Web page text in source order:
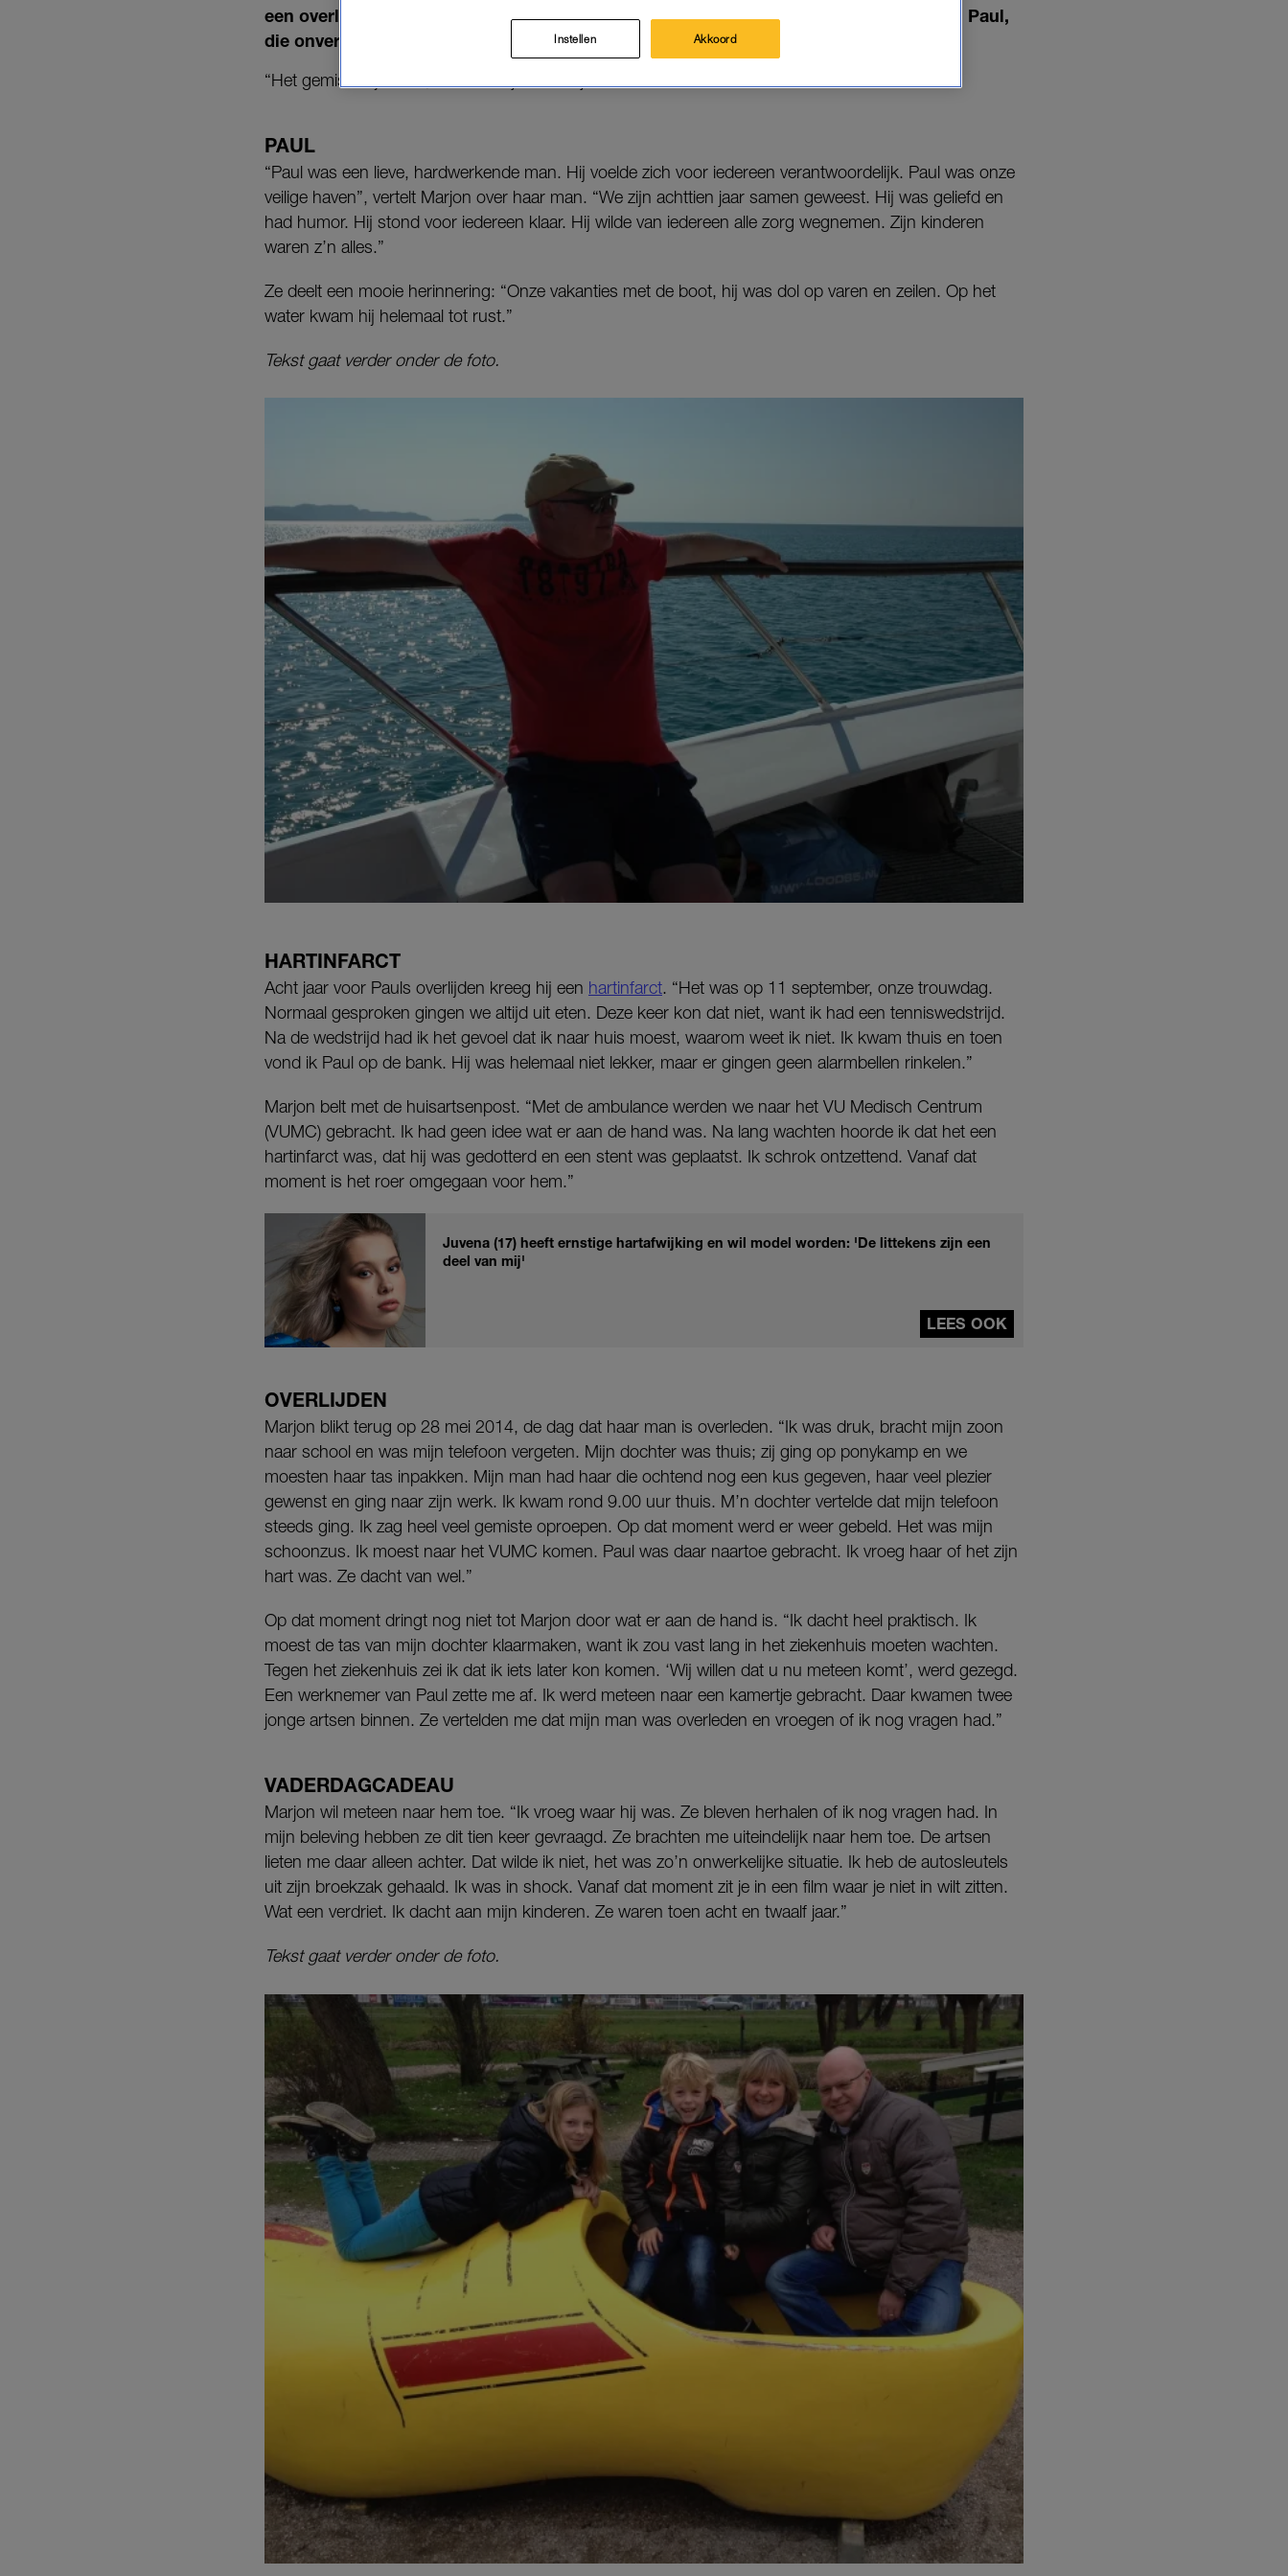
een overleden geliefde, vriend of familielid. Deze week herdenkt Marjon (57) haar man Paul,
die onverwachts overleed.
“Het gemis is tijdloos”, vertelt Marjon Mandjes-Bruin aan LINDA.
PAUL
“Paul was een lieve, hardwerkende man. Hij voelde zich voor iedereen verantwoordelijk. Paul was onze
veilige haven”, vertelt Marjon over haar man. “We zijn achttien jaar samen geweest. Hij was geliefd en
had humor. Hij stond voor iedereen klaar. Hij wilde van iedereen alle zorg wegnemen. Zijn kinderen
waren z’n alles.”
Ze deelt een mooie herinnering: “Onze vakanties met de boot, hij was dol op varen en zeilen. Op het
water kwam hij helemaal tot rust.”
Tekst gaat verder onder de foto.
HARTINFARCT
Acht jaar voor Pauls overlijden kreeg hij een hartinfarct. “Het was op 11 september, onze trouwdag.
Normaal gesproken gingen we altijd uit eten. Deze keer kon dat niet, want ik had een tenniswedstrijd.
Na de wedstrijd had ik het gevoel dat ik naar huis moest, waarom weet ik niet. Ik kwam thuis en toen
vond ik Paul op de bank. Hij was helemaal niet lekker, maar er gingen geen alarmbellen rinkelen.”
Marjon belt met de huisartsenpost. “Met de ambulance werden we naar het VU Medisch Centrum
(VUMC) gebracht. Ik had geen idee wat er aan de hand was. Na lang wachten hoorde ik dat het een
hartinfarct was, dat hij was gedotterd en een stent was geplaatst. Ik schrok ontzettend. Vanaf dat
moment is het roer omgegaan voor hem.”
Juvena (17) heeft ernstige hartafwijking en wil model worden: 'De littekens zijn een
deel van mij'
LEES OOK
OVERLIJDEN
Marjon blikt terug op 28 mei 2014, de dag dat haar man is overleden. “Ik was druk, bracht mijn zoon
naar school en was mijn telefoon vergeten. Mijn dochter was thuis; zij ging op ponykamp en we
moesten haar tas inpakken. Mijn man had haar die ochtend nog een kus gegeven, haar veel plezier
gewenst en ging naar zijn werk. Ik kwam rond 9.00 uur thuis. M’n dochter vertelde dat mijn telefoon
steeds ging. Ik zag heel veel gemiste oproepen. Op dat moment werd er weer gebeld. Het was mijn
schoonzus. Ik moest naar het VUMC komen. Paul was daar naartoe gebracht. Ik vroeg haar of het zijn
hart was. Ze dacht van wel.”
Op dat moment dringt nog niet tot Marjon door wat er aan de hand is. “Ik dacht heel praktisch. Ik
moest de tas van mijn dochter klaarmaken, want ik zou vast lang in het ziekenhuis moeten wachten.
Tegen het ziekenhuis zei ik dat ik iets later kon komen. ‘Wij willen dat u nu meteen komt’, werd gezegd.
Een werknemer van Paul zette me af. Ik werd meteen naar een kamertje gebracht. Daar kwamen twee
jonge artsen binnen. Ze vertelden me dat mijn man was overleden en vroegen of ik nog vragen had.”
VADERDAGCADEAU
Marjon wil meteen naar hem toe. “Ik vroeg waar hij was. Ze bleven herhalen of ik nog vragen had. In
mijn beleving hebben ze dit tien keer gevraagd. Ze brachten me uiteindelijk naar hem toe. De artsen
lieten me daar alleen achter. Dat wilde ik niet, het was zo’n onwerkelijke situatie. Ik heb de autosleutels
uit zijn broekzak gehaald. Ik was in shock. Vanaf dat moment zit je in een film waar je niet in wilt zitten.
Wat een verdriet. Ik dacht aan mijn kinderen. Ze waren toen acht en twaalf jaar.”
Tekst gaat verder onder de foto.
Instellen Akkoord